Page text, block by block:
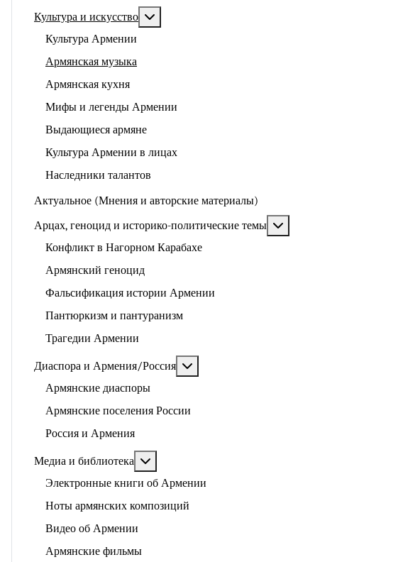
Культура и искусство
Культура Армении
Армянская музыка
Армянская кухня
Мифы и легенды Армении
Выдающиеся армяне
Культура Армении в лицах
Наследники талантов
Актуальное (Мнения и авторские материалы)
Арцах, геноцид и историко-политические темы
Конфликт в Нагорном Карабахе
Армянский геноцид
Фальсификация истории Армении
Пантюркизм и пантуранизм
Трагедии Армении
Диаспора и Армения/Россия
Армянские диаспоры
Армянские поселения России
Россия и Армения
Медиа и библиотека
Электронные книги об Армении
Ноты армянских композиций
Видео об Армении
Армянские фильмы